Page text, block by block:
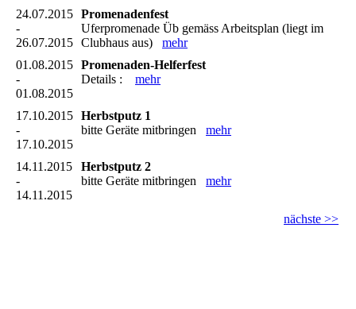
24.07.2015
-
26.07.2015
Promenadenfest
Uferpromenade Üb gemäss Arbeitsplan (liegt im
Clubhaus aus) mehr
01.08.2015
-
01.08.2015
Promenaden-Helferfest
Details : mehr
17.10.2015
-
17.10.2015
Herbstputz 1
bitte Geräte mitbringen mehr
14.11.2015
-
14.11.2015
Herbstputz 2
bitte Geräte mitbringen mehr
nächste >>